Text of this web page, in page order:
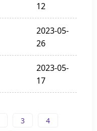
12
2023-05-
26
2023-05-
17
3
4